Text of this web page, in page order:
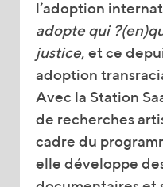
l’adoption
adopte qui
justice, et ce
adoption
Avec la Station
de recherches
cadre du
elle développe